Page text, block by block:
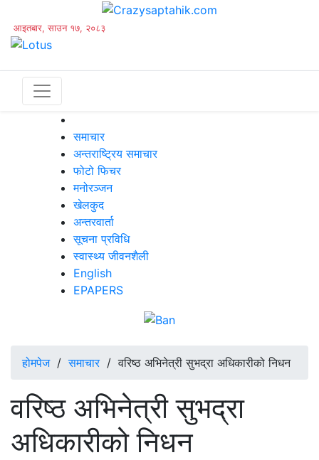
आइतबार, साउन १७, २०८३
समाचार
अन्तराष्ट्रिय समाचार
फोटो फिचर
मनोरञ्जन
खेलकुद
अन्तरवार्ता
सूचना प्रविधि
स्वास्थ्य जीवनशैली
English
EPAPERS
होमपेज/समाचार/वरिष्ठ अभिनेत्री सुभद्रा अधिकारीको निधन
वरिष्ठ अभिनेत्री सुभद्रा
अधिकारीको निधन